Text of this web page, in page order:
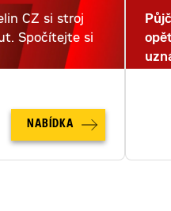
CZ si stroj
Spočítejte si
NABÍDKA